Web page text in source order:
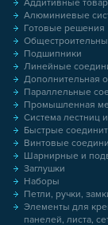
Аддитивные
Алюминиевые
Готовые решения
Подшипники
Линейные
Дополнительная
Параллельные
Промышленная
Система лестниц
Быстрые
Винтовые
Шарнирные и
Заглушки
Наборы
Петли, ручки,
Элементы для
панелей, листа,